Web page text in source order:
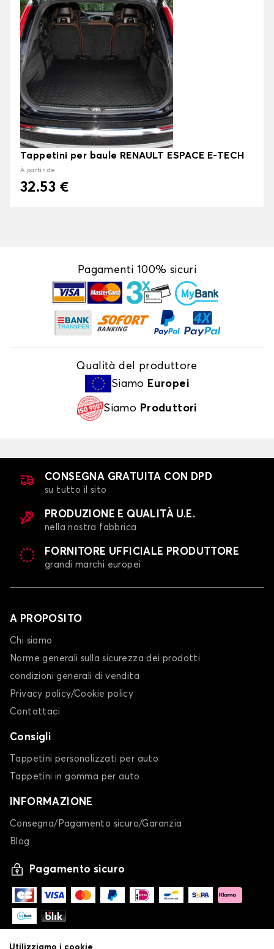
Tappetini per baule RENAULT ESPACE E-TECH
À partir de
32.53 €
Pagamenti 100% sicuri
Qualità del produttore
Siamo Europei
Siamo Produttori
CONSEGNA GRATUITA CON DPD
su tutto il sito
PRODUZIONE E QUALITÀ U.E.
nella nostra fabbrica
FORNITORE UFFICIALE PRODUTTORE
grandi marchi europei
A PROPOSITO
Chi siamo
Norme generali sulla sicurezza dei prodotti
condizioni generali di vendita
Privacy policy/Cookie policy
Contattaci
Consigli
Tappetini personalizzati per auto
Tappetini in gomma per auto
INFORMAZIONE
Consegna/Pagamento sicuro/Garanzia
Blog
Pagamento sicuro
Utilizziamo i cookie